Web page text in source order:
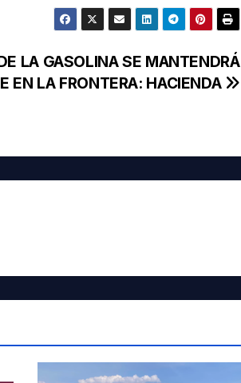
LA GASOLINA SE MANTENDRÁ
EN LA FRONTERA: HACIENDA